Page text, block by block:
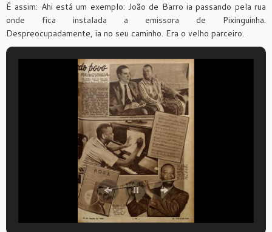
É assim: Ahi está um exemplo: João de Barro ia passando pela rua
onde fica instalada a emissora de Pixinguinha.
Despreocupadamente, ia no seu caminho. Era o velho parceiro.